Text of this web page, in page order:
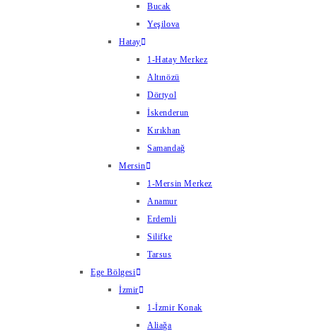
Bucak
Yeşilova
Hatay
1-Hatay Merkez
Altınözü
Dörtyol
İskenderun
Kırıkhan
Samandağ
Mersin
1-Mersin Merkez
Anamur
Erdemli
Silifke
Tarsus
Ege Bölgesi
İzmir
1-İzmir Konak
Aliağa